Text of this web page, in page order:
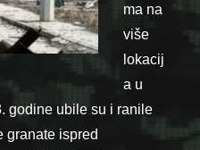
ma na
više
lokacij
a u
godine ubile su i ranile
granate ispred